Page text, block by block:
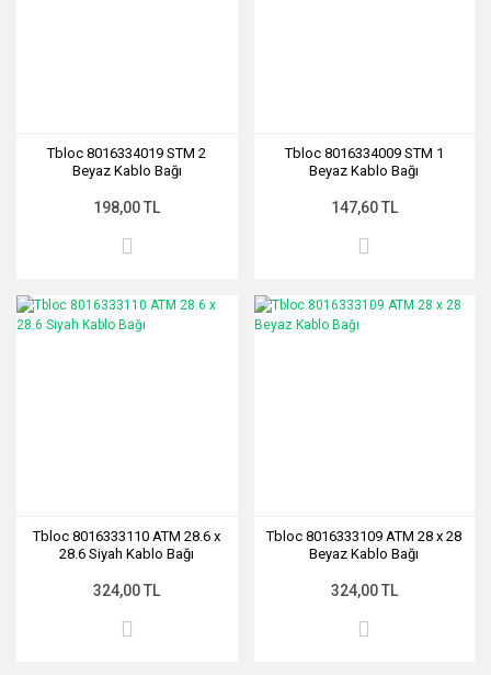
Tbloc 8016334019 STM 2
Beyaz Kablo Bağı
198,00 TL
Tbloc 8016334009 STM 1
Beyaz Kablo Bağı
147,60 TL
Tbloc 8016333110 ATM 28.6 x
28.6 Siyah Kablo Bağı
324,00 TL
Tbloc 8016333109 ATM 28 x 28
Beyaz Kablo Bağı
324,00 TL